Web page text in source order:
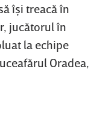
îşi treacă în
jucătorul în
la echipe
Oradea,